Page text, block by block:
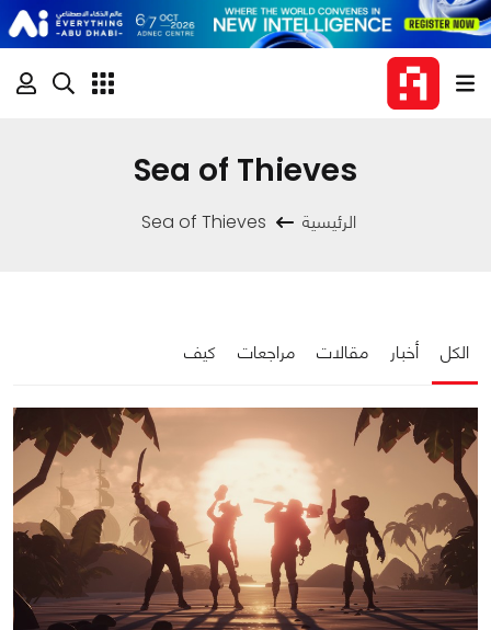
Sea of Thieves
الرئيسية Sea of Thieves
الكل أخبار مقالات مراجعات كيف